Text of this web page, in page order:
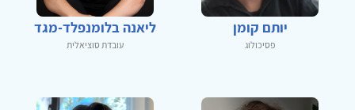
יותם קומן
פסיכולוג
ליאנה בלומנפלד-מגד
עובדת סוציאלית